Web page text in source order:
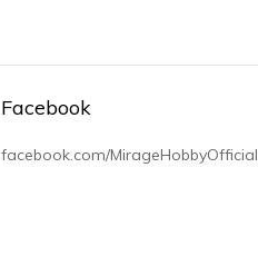
Facebook
facebook.com/MirageHobbyOfficial